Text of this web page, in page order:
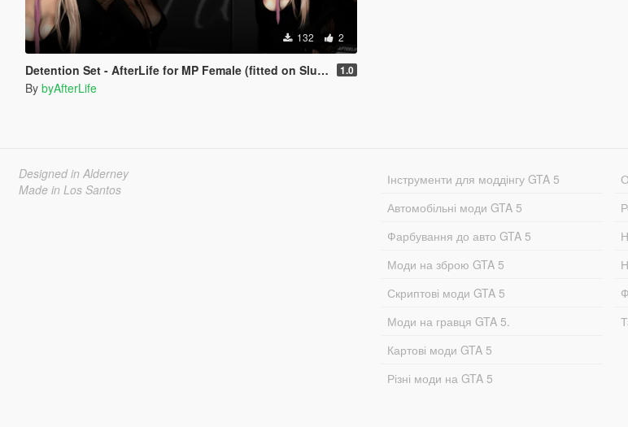
132 2
Detention Set - AfterLife for MP Female (fitted on Slut Body) 1.0
By byAfterLife
Designed in Alderney
Made in Los Santos
Інструменти для моддінгу GTA 5
Автомобільні моди GTA 5
Фарбування до авто GTA 5
Моди на зброю GTA 5
Скриптові моди GTA 5
Моди на гравця GTA 5.
Картові моди GTA 5
Різні моди на GTA 5